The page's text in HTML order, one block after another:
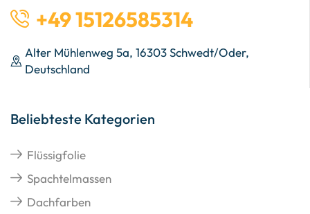
+49 15126585314
Alter Mühlenweg 5a, 16303 Schwedt/Oder,
Deutschland
Beliebteste Kategorien
Flüssigfolie
Spachtelmassen
Dachfarben